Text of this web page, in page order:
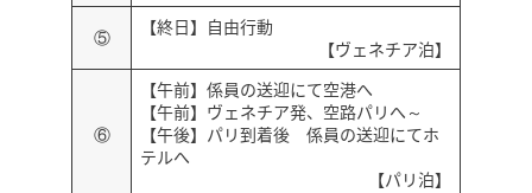
⑤
【終日】自由行動
【ヴェネチア泊】
⑥
【午前】係員の送迎にて空港へ
【午前】ヴェネチア発、空路パリへ～
【午後】パリ到着後 係員の送迎にてホ
テルへ
【パリ泊】